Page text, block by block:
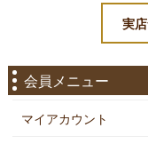
実
会員メニュー
マイアカウント